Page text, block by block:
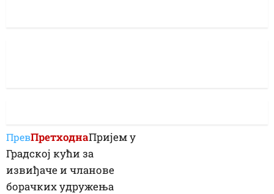
ПревПретходнаПријем у
Градској кући за
извиђаче и чланове
борачких удружења